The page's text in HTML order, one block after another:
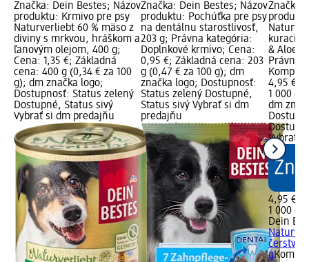
Značka: Dein Bestes; Názov
produktu: Krmivo pre psy
Naturverliebt 60 % mäso z
diviny s mrkvou, hráškom a
ľanovým olejom, 400 g;
Cena: 1,35 €; Základná
cena: 400 g (0,34 € za 100
g); dm značka logo;
Dostupnosť: Status zelený
Dostupné, Status sivý
Vybrať si dm predajňu
Značka: Dein Bestes; Názov
produktu: Pochúťka pre psy
na dentálnu starostlivosť,
203 g; Právna kategória:
Doplnkové krmivo; Cena:
0,95 €; Základná cena: 203
g (0,47 € za 100 g); dm
značka logo; Dostupnosť:
Status zelený Dostupné,
Status sivý Vybrať si dm
predajňu
Značka:
kuracie
& Aloe
Právna
4,95 €;
1 000 g
dm
Vybrať
4,95 €
1 000 g
Dein
g